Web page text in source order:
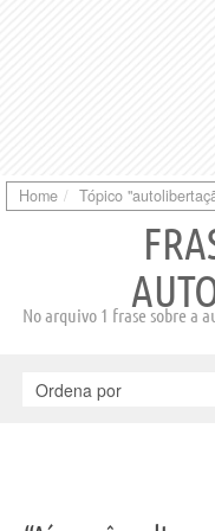
Home Tópico
No arquivo 1 frase sobre a